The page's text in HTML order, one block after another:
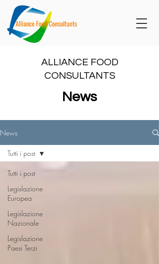
ALLIANCE FOOD
CONSULTANTS
News
News
Tutti i post
Legislazione
Europea
Legislazione
Nazionale
Legislazione
Paesi Terzi
Tutti i post